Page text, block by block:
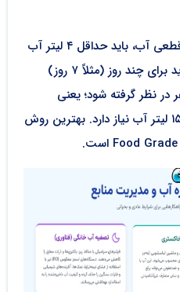
برای شرایط بحرانی مانند زلزله یا قطعی آب، باید حداقل ۴ لیتر آب
به‌ازای هر نفر در روز ذخیره کرد. باید برای چند روز (مثلاً ۷ روز)
هر نفر در نظر گرفته شود؛ یعنی
خانواده‌ی ۴ نفره به حدود ۱۲۰ تا ۱۵۰ لیتر آب نیاز دارد. بهترین روش